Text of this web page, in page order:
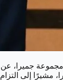
جميرا،
إلى التزام